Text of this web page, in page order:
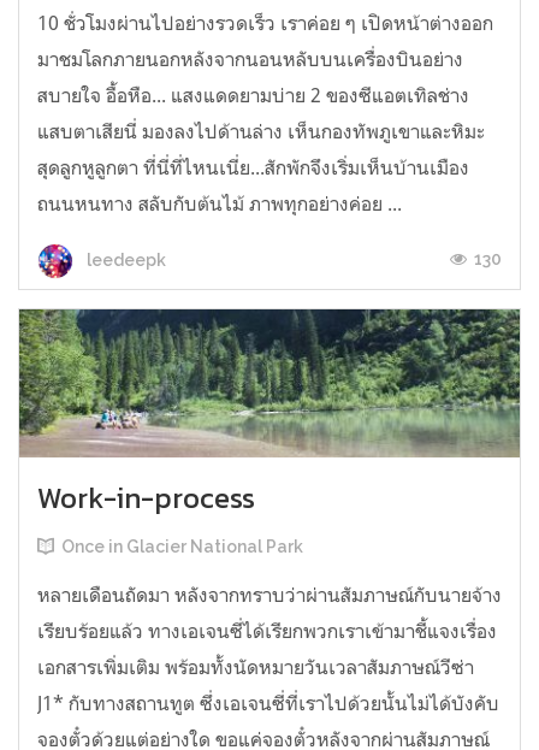
10 ชั่วโมงผ่านไปอย่างรวดเร็ว เราค่อย ๆ เปิดหน้าต่างออก
มาชมโลกภายนอกหลังจากนอนหลับบนเครื่องบินอย่าง
สบายใจ อื้อหือ... แสงแดดยามบ่าย 2 ของซีแอตเทิลช่าง
แสบตาเสียนี่ มองลงไปด้านล่าง เห็นกองทัพภูเขาและหิมะ
สุดลูกหูลูกตา ที่นี่ที่ไหนเนี่ย...สักพักจึงเริ่มเห็นบ้านเมือง
ถนนหนทาง สลับกับต้นไม้ ภาพทุกอย่างค่อย ...
leedeepk 130
Work-in-process
Once in Glacier National Park
หลายเดือนถัดมา หลังจากทราบว่าผ่านสัมภาษณ์กับนายจ้าง
เรียบร้อยแล้ว ทางเอเจนซี่ได้เรียกพวกเราเข้ามาชี้แจงเรื่อง
เอกสารเพิ่มเติม พร้อมทั้งนัดหมายวันเวลาสัมภาษณ์วีซ่า
J1* กับทางสถานทูต ซึ่งเอเจนซี่ที่เราไปด้วยนั้นไม่ได้บังคับ
จองตั๋วด้วยแต่อย่างใด ขอแค่จองตั๋วหลังจากผ่านสัมภาษณ์